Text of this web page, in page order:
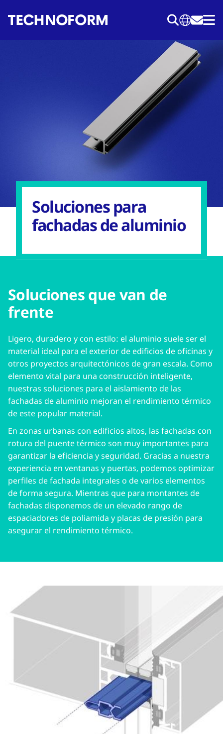
Soluciones para
fachadas de aluminio
Soluciones que van de
frente
Ligero, duradero y con estilo: el aluminio suele ser el
material ideal para el exterior de edificios de oficinas y
otros proyectos arquitectónicos de gran escala. Como
elemento vital para una construcción inteligente,
nuestras soluciones para el aislamiento de las
fachadas de aluminio mejoran el rendimiento térmico
de este popular material.
En zonas urbanas con edificios altos, las fachadas con
rotura del puente térmico son muy importantes para
garantizar la eficiencia y seguridad. Gracias a nuestra
experiencia en ventanas y puertas, podemos optimizar
perfiles de fachada integrales o de varios elementos
de forma segura. Mientras que para montantes de
fachadas disponemos de un elevado rango de
espaciadores de poliamida y placas de presión para
asegurar el rendimiento térmico.